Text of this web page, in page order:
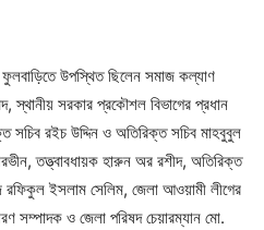
উপস্থিত ছিলেন সমাজ কল্যাণ
স্থানীয় সরকার প্রকৌশল বিভাগের প্রধান
রইচ উদ্দিন ও অতিরিক্ত সচিব মাহবুবুল
তত্ত্বাবধায়ক হারুন অর রশীদ, অতিরিক্ত
ইসলাম সেলিম, জেলা আওয়ামী লীগের
সম্পাদক ও জেলা পরিষদ চেয়ারম্যান মো.